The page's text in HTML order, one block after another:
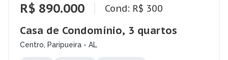
R$ 890.000 Cond: R$ 300
Casa de Condomínio, 3 quartos
Centro, Paripueira - AL